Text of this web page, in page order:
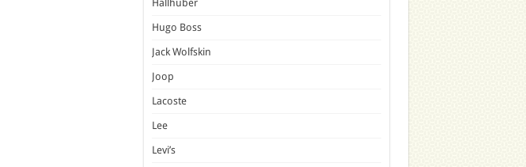
Hallhuber
Hugo Boss
Jack Wolfskin
Joop
Lacoste
Lee
Levi’s